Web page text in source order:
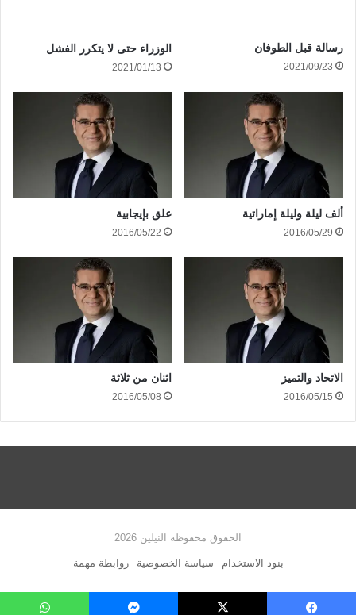
رسالة قبل الطوفان
2021/09/23
الوزراء حتى لا يتكرر الفشل
2021/01/13
ألف ليلة وليلة إماراتية
2016/05/29
علق بإيجابية
2016/05/22
الاتحاد والتميز
2016/05/15
اثنان من ثلاثة
2016/05/08
الحقوق محفوظة النيلين 2026
بنود الاستخدام سياسة الخصوصية روابطة مهمة